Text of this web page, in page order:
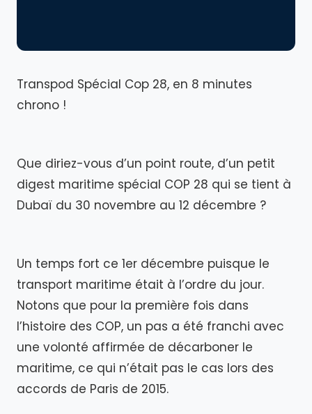
Transpod Spécial Cop 28, en 8 minutes
chrono !
Que diriez-vous d’un point route, d’un petit
digest maritime spécial COP 28 qui se tient à
Dubaï du 30 novembre au 12 décembre ?
Un temps fort ce 1er décembre puisque le
transport maritime était à l’ordre du jour.
Notons que pour la première fois dans
l’histoire des COP, un pas a été franchi avec
une volonté affirmée de décarboner le
maritime, ce qui n’était pas le cas lors des
accords de Paris de 2015.